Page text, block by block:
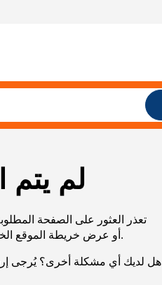
لم يتم
تعذر العثور على الصفحة
URL، أو عرض خريطة الموقع الخاصة بنا لمساعدتك في العثور على ما تريد.
هل لديك أي مشكلة أخرى؟ يُرجى